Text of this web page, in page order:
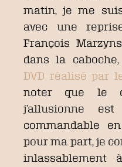
matin, je me suis
avec une
François
dans la
DVD réalisé par
noter que le
j’allusionne
commandable
pour ma part, je